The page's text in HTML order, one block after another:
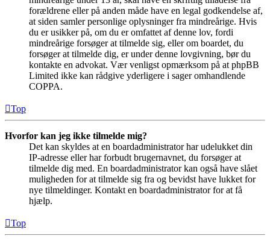
forældrene eller på anden måde have en legal godkendelse af,
at siden samler personlige oplysninger fra mindreårige. Hvis
du er usikker på, om du er omfattet af denne lov, fordi
mindreårige forsøger at tilmelde sig, eller om boardet, du
forsøger at tilmelde dig, er under denne lovgivning, bør du
kontakte en advokat. Vær venligst opmærksom på at phpBB
Limited ikke kan rådgive yderligere i sager omhandlende
COPPA.
Top
Hvorfor kan jeg ikke tilmelde mig?
Det kan skyldes at en boardadministrator har udelukket din
IP-adresse eller har forbudt brugernavnet, du forsøger at
tilmelde dig med. En boardadministrator kan også have slået
muligheden for at tilmelde sig fra og bevidst have lukket for
nye tilmeldinger. Kontakt en boardadministrator for at få
hjælp.
Top